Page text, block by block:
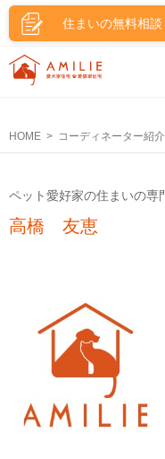
住まいの無料相談
HOME コーディネーター紹介
ペット愛好家の住まいの専
高橋 友恵